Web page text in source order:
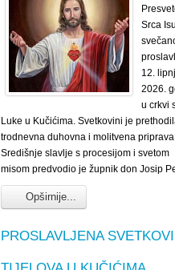
Srca
12.
2026.
u crkvi
Luke u Kučićima. Svetkovini je
trodnevna duhovna i molitvena
Središnje slavlje s procesijom i svetom
misom predvodio je župnik don Josip
Opširnije...
PROSLAVLJENA